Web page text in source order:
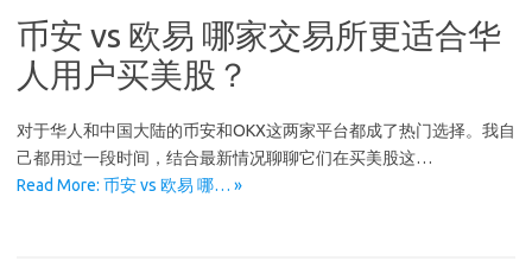
币安 vs 欧易 哪家交易所更适合华
人用户买美股？
对于华人和中国大陆的币安和OKX这两家平台都成了热门选择。我自
己都用过一段时间，结合最新情况聊聊它们在买美股这…
Read More: 币安 vs 欧易 哪… »